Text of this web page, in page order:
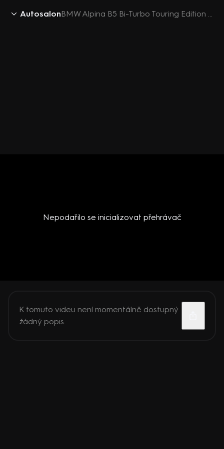
Autosalon BMW Alpina B5 Bi-Turbo Touring Edition 50
Nepodařilo se inicializovat přehrávač
K tomuto videu není momentálně dostupný
žádný popis.